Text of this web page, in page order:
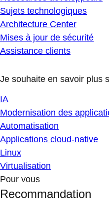
Sujets technologiques
Architecture Center
Mises à jour de sécurité
Assistance clients
Je souhaite en savoir plus
IA
Modernisation des
Automatisation
Applications cloud-native
Linux
Virtualisation
Pour vous
Recommandation